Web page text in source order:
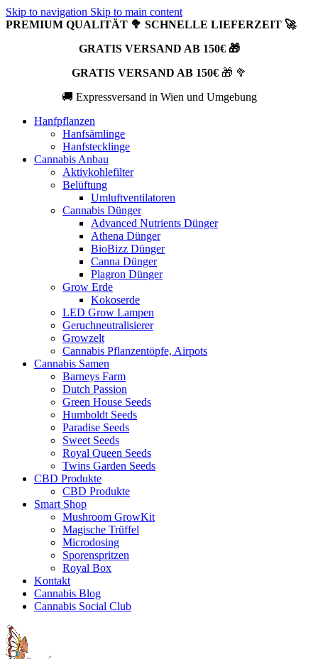
Skip to navigation Skip to main content
PREMIUM QUALITÄT 🥦 SCHNELLE LIEFERZEIT 🚀
GRATIS VERSAND AB 150€ 🎁
GRATIS VERSAND AB 150€🎁 🥦
🚚 Expressversand in Wien und Umgebung
Hanfpflanzen
Hanfsämlinge
Hanfstecklinge
Cannabis Anbau
Aktivkohlefilter
Belüftung
Umluftventilatoren
Cannabis Dünger
Advanced Nutrients Dünger
Athena Dünger
BioBizz Dünger
Canna Dünger
Plagron Dünger
Grow Erde
Kokoserde
LED Grow Lampen
Geruchneutralisierer
Growzelt
Cannabis Pflanzentöpfe, Airpots
Cannabis Samen
Barneys Farm
Dutch Passion
Green House Seeds
Humboldt Seeds
Paradise Seeds
Sweet Seeds
Royal Queen Seeds
Twins Garden Seeds
CBD Produkte
CBD Produkte
Smart Shop
Mushroom GrowKit
Magische Trüffel
Microdosing
Sporenspritzen
Royal Box
Kontakt
Cannabis Blog
Cannabis Social Club